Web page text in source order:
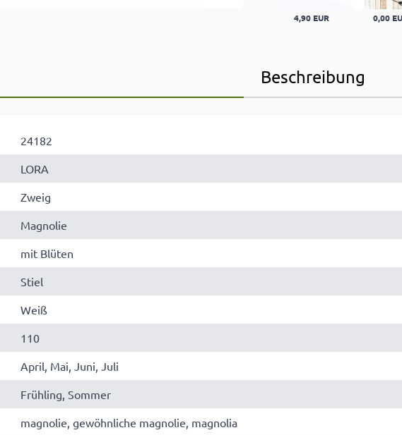
4,90 EUR 0,00
Beschreibung
24182
LORA
Zweig
Magnolie
mit Blüten
Stiel
Weiß
110
April, Mai, Juni, Juli
Frühling, Sommer
magnolie, gewöhnliche magnolie, magnolia